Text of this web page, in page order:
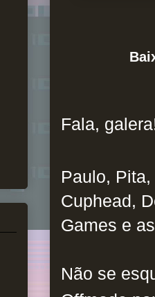
Fala,
Paulo,
Cuphead,
Games e
Não se